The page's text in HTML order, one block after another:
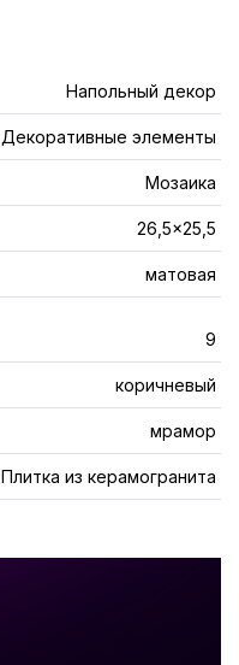
Напольный декор
Декоративные элементы
Мозаика
26,5x25,5
матовая
9
коричневый
мрамор
Плитка из керамогранита